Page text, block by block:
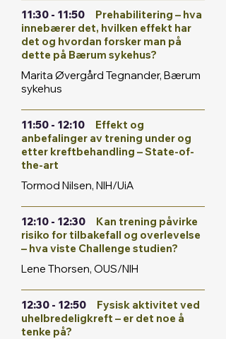
11:30 - 11:50
Prehabilitering – hva
innebærer det, hvilken effekt har
det og hvordan forsker man på
dette på Bærum sykehus?
Marita Øvergård Tegnander, Bærum
sykehus
11:50 - 12:10
Effekt og
anbefalinger av trening under og
etter kreftbehandling – State-of-
the-art
Tormod Nilsen, NIH/UiA
12:10 - 12:30
Kan trening påvirke
risiko for tilbakefall og overlevelse
– hva viste Challenge studien?
Lene Thorsen, OUS/NIH
12:30 - 12:50
Fysisk aktivitet ved
uhelbredeligkreft – er det noe å
tenke på?